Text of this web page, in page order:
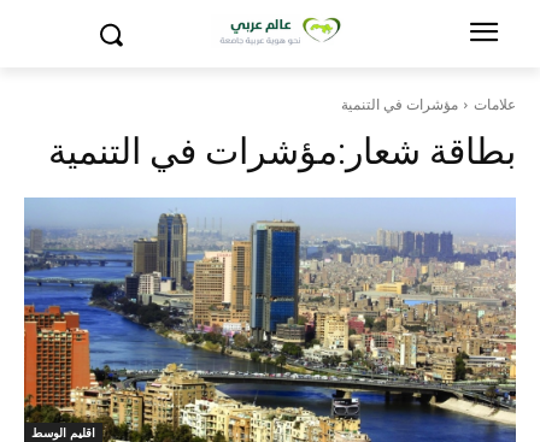
علامات مؤشرات في التنمية
بطاقة شعار:مؤشرات في التنمية
اقليم الوسط